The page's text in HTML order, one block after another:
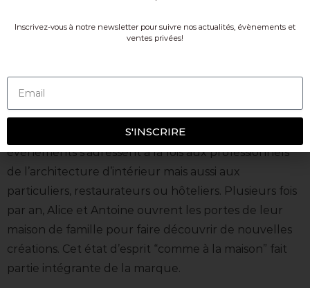
Le showroom privé
retourner vivre en France. Ils s’installent au cœur de
la Vallée de Chevreuse, aux portes de Paris. Maison
Saman y organise ses showrooms privés, toujours
sous un format confidentiel et familial. Ces
événements s’adressent à la fois aux professionnels
de l’architecture d’intérieur mais aussi aux
particuliers, restaurateurs ou hôteliers. Plusieurs fois
par an, Alice et Antoine ouvrent les portes de leur
maison de famille pour faire découvrir de nouvelles
créations. Cet état d’esprit “comme à la maison” fait
partie intégrante de la marque.
Inscrivez-vous à notre newsletter pour suivre nos actualités, évènements et
ventes privées!
S'INSCRIRE